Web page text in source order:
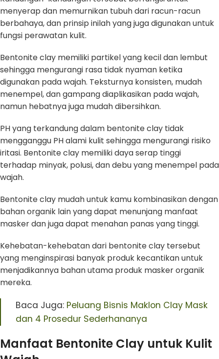
menyerap dan memurnikan tubuh dari racun-racun
berbahaya, dan prinsip inilah yang juga digunakan untuk
fungsi perawatan kulit.
Bentonite clay memiliki partikel yang kecil dan lembut
sehingga mengurangi rasa tidak nyaman ketika
digunakan pada wajah. Teksturnya konsisten, mudah
menempel, dan gampang diaplikasikan pada wajah,
namun hebatnya juga mudah dibersihkan.
PH yang terkandung dalam bentonite clay tidak
mengganggu PH alami kulit sehingga mengurangi risiko
iritasi. Bentonite clay memiliki daya serap tinggi
terhadap minyak, polusi, dan debu yang menempel pada
wajah.
Bentonite clay mudah untuk kamu kombinasikan dengan
bahan organik lain yang dapat menunjang manfaat
masker dan juga dapat menahan panas yang tinggi.
Kehebatan-kehebatan dari bentonite clay tersebut
yang menginspirasi banyak produk kecantikan untuk
menjadikannya bahan utama produk masker organik
mereka.
Baca Juga: Peluang Bisnis Maklon Clay Mask
dan 4 Prosedur Sederhananya
Manfaat Bentonite Clay untuk Kulit